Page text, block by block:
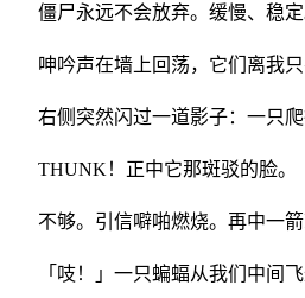
僵尸永远不会放弃。缓慢、稳定
呻吟声在墙上回荡，它们离我只
右侧突然闪过一道影子：一只爬
THUNK！正中它那斑驳的脸。
不够。引信噼啪燃烧。再中一
「吱！」一只蝙蝠从我们中间